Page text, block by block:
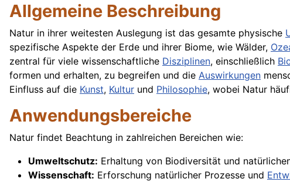
Allgemeine Beschreibung
Natur in ihrer weitesten Auslegung ist das gesamte physische
spezifische Aspekte der Erde und ihrer Biome, wie Wälder,
zentral für viele wissenschaftliche Disziplinen, einschließlich
formen und erhalten, zu begreifen und die Auswirkungen
Einfluss auf die Kunst, Kultur und Philosophie, wobei Natur
Anwendungsbereiche
Natur findet Beachtung in zahlreichen Bereichen wie:
Umweltschutz: Erhaltung von Biodiversität und
Wissenschaft: Erforschung natürlicher Prozesse und